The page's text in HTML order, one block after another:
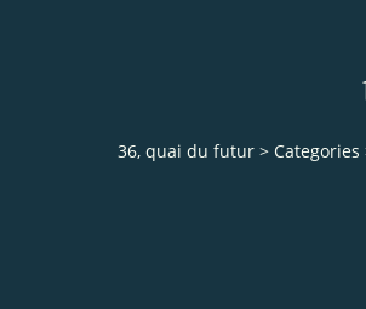
36, quai du futur > Categories